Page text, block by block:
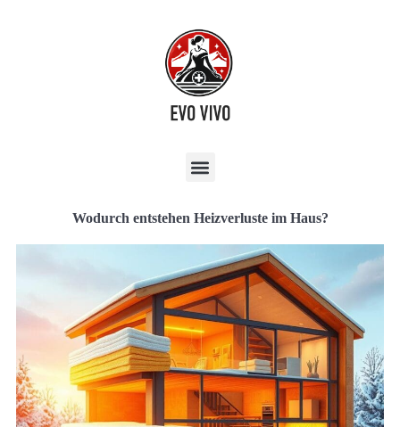
Wodurch entstehen Heizverluste im Haus?